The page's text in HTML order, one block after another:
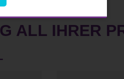
ALL IHRER